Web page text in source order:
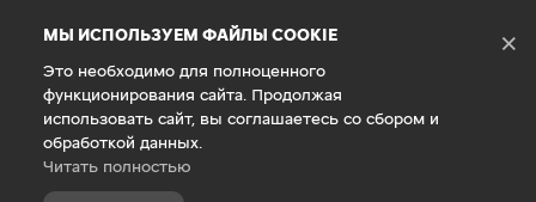
МЫ ИСПОЛЬЗУЕМ ФАЙЛЫ COOKIE
Это необходимо для полноценного
функционирования сайта. Продолжая
использовать сайт, вы соглашаетесь со сбором и
обработкой данных.
Читать полностью
×
Главная Гарантия